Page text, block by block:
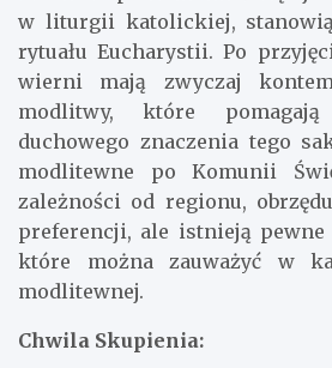
w liturgii katolickiej,
rytuału Eucharystii. Po
wierni mają zwyczaj
modlitwy, które
duchowego znaczenia tego
modlitewne po Komunii
zależności od regionu,
preferencji, ale istnieją pewne
które można zauważyć w
modlitewnej.
Chwila Skupienia: